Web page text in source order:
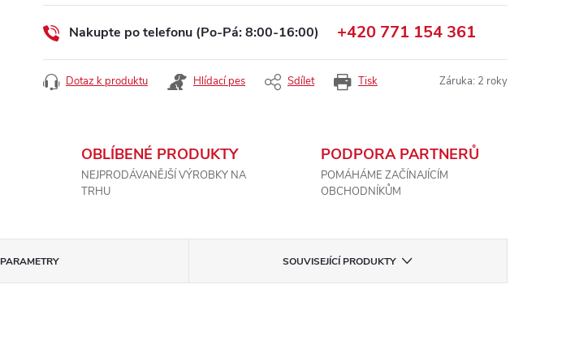
cena:
Nakupte po telefonu (Po-Pá: 8:00-16:00) +420 771 154 361
Tisk
Dotaz k produktu Hlídací pes Sdílet Záruka: 2 roky
OBLÍBENÉ PRODUKTY
NEJPRODÁVANĚJŠÍ VÝROBKY NA
TRHU
PODPORA PARTNERŮ
POMÁHÁME ZAČÍNAJÍCÍM
OBCHODNÍKŮM
PARAMETRY SOUVISEJÍCÍ PRODUKTY